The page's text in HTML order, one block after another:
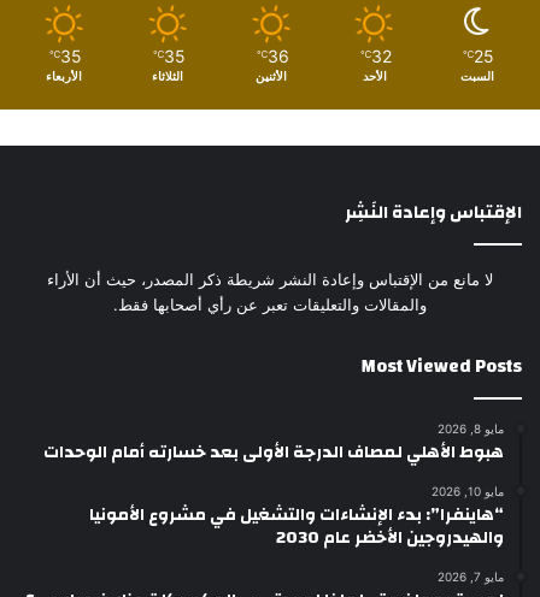
25
℃
السبت
32
℃
الأحد
36
℃
الأثنين
35
℃
الثلاثاء
35
℃
الأربعاء
الإقتباس وإعادة النَشِر
لا مانع من الإقتباس وإعادة النشر شريطة ذكر المصدر، حيث أن الأراء
والمقالات والتعليقات تعبر عن رأي أصحابها فقط.
Most Viewed Posts
مايو 8, 2026
هبوط الأهلي لمصاف الدرجة الأولى بعد خسارته أمام الوحدات
مايو 10, 2026
“هاينفرا”: بدء الإنشاءات والتشغيل في مشروع الأمونيا
والهيدروجين الأخضر عام 2030
مايو 7, 2026